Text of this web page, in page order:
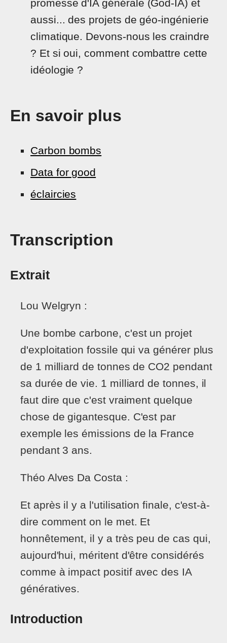
promesse d'IA générale (God-IA) et
aussi... des projets de géo-ingénierie
climatique. Devons-nous les craindre
? Et si oui, comment combattre cette
idéologie ?
En savoir plus
Carbon bombs
Data for good
éclaircies
Transcription
Extrait
Lou Welgryn :
Une bombe carbone, c'est un projet
d'exploitation fossile qui va générer plus
de 1 milliard de tonnes de CO2 pendant
sa durée de vie. 1 milliard de tonnes, il
faut dire que c'est vraiment quelque
chose de gigantesque. C'est par
exemple les émissions de la France
pendant 3 ans.
Théo Alves Da Costa :
Et après il y a l'utilisation finale, c'est-à-
dire comment on le met. Et
honnêtement, il y a très peu de cas qui,
aujourd'hui, méritent d'être considérés
comme à impact positif avec des IA
génératives.
Introduction